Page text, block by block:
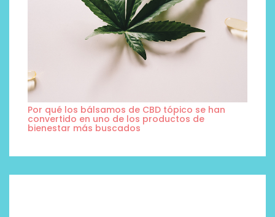
Por qué los bálsamos de CBD tópico se han
convertido en uno de los productos de
bienestar más buscados